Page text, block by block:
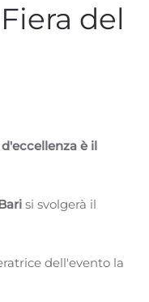
del
è il
si svolgerà il
dell'evento la